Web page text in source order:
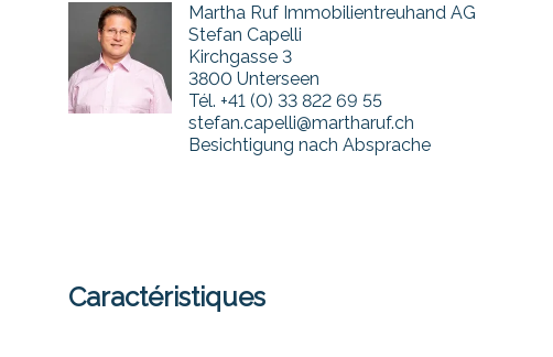
Martha Ruf Immobilientreuhand AG
Stefan Capelli
Kirchgasse 3
3800 Unterseen
Tél. +41 (0) 33 822 69 55
stefan.capelli@martharuf.ch
Besichtigung nach Absprache
Caractéristiques